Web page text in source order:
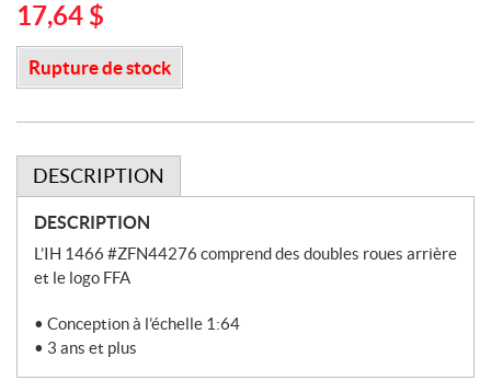
17,64 $
Rupture de stock
DESCRIPTION
DESCRIPTION
L’IH 1466 #ZFN44276 comprend des doubles roues arrière
et le logo FFA
• Conception à l’échelle 1:64
• 3 ans et plus